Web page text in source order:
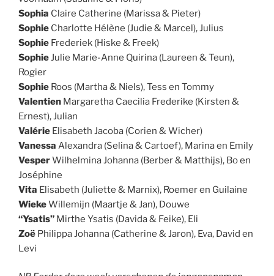
Sophia Claire Catherine (Marissa & Pieter)
Sophie Charlotte Hélène (Judie & Marcel), Julius
Sophie Frederiek (Hiske & Freek)
Sophie Julie Marie-Anne Quirina (Laureen & Teun),
Rogier
Sophie Roos (Martha & Niels), Tess en Tommy
Valentien Margaretha Caecilia Frederike (Kirsten &
Ernest), Julian
Valérie Elisabeth Jacoba (Corien & Wicher)
Vanessa Alexandra (Selina & Cartoef), Marina en Emily
VesperWilhelmina Johanna (Berber & Matthijs), Bo en
Joséphine
Vita Elisabeth (Juliette & Marnix), Roemer en Guilaine
WiekeWillemijn (Maartje & Jan), Douwe
“Ysatis” Mirthe Ysatis (Davida & Feike), Eli
Zoë Philippa Johanna (Catherine & Jaron), Eva, David en
Levi